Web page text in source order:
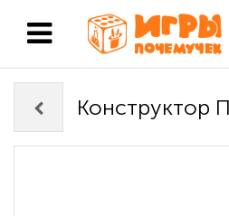
Конструктор